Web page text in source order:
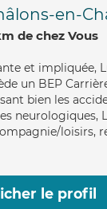
en-
de chez Vous
et impliquée,
un BEP
bien les
neurologiques,
loisirs,
le profil